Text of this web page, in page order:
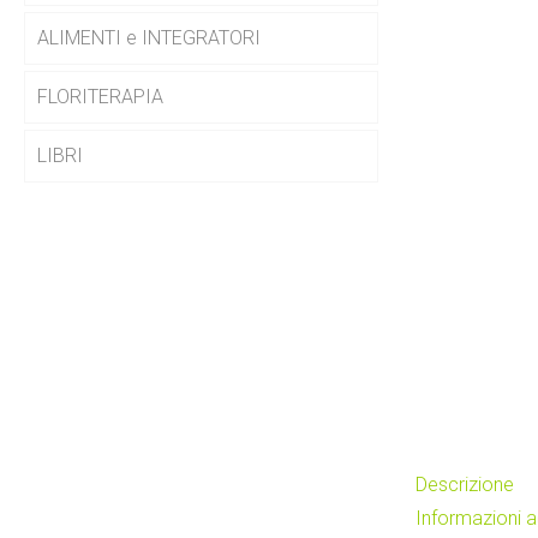
Descrizione
Informazioni
ALIMENTI e INTEGRATORI
FLORITERAPIA
LIBRI